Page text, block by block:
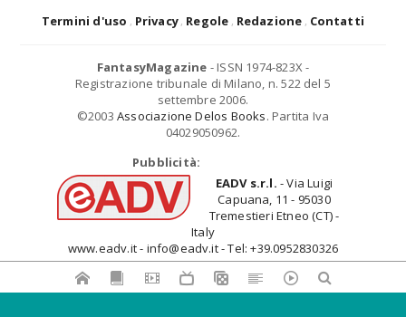
Termini d'uso Privacy Regole Redazione Contatti
FantasyMagazine - ISSN 1974-823X -
Registrazione tribunale di Milano, n. 522 del 5
settembre 2006.
©2003 Associazione Delos Books. Partita Iva
04029050962.
Pubblicità:
EADV s.r.l. - Via Luigi
Capuana, 11 - 95030
Tremestieri Etneo (CT) -
Italy
www.eadv.it - info@eadv.it - Tel: +39.0952830326